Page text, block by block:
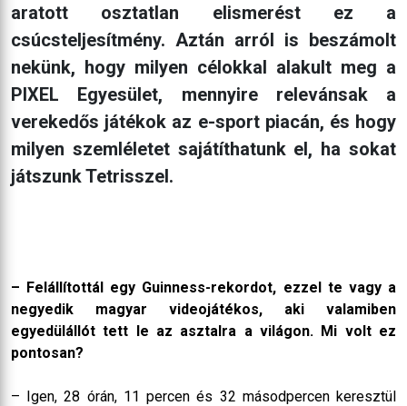
aratott osztatlan elismerést ez a
csúcsteljesítmény. Aztán arról is beszámolt
nekünk, hogy milyen célokkal alakult meg a
PIXEL Egyesület, mennyire relevánsak a
verekedős játékok az e-sport piacán, és hogy
milyen szemléletet sajátíthatunk el, ha sokat
játszunk Tetrisszel.
– Felállítottál egy Guinness-rekordot, ezzel te vagy a
negyedik magyar videojátékos, aki valamiben
egyedülállót tett le az asztalra a világon. Mi volt ez
pontosan?
– Igen, 28 órán, 11 percen és 32 másodpercen keresztül